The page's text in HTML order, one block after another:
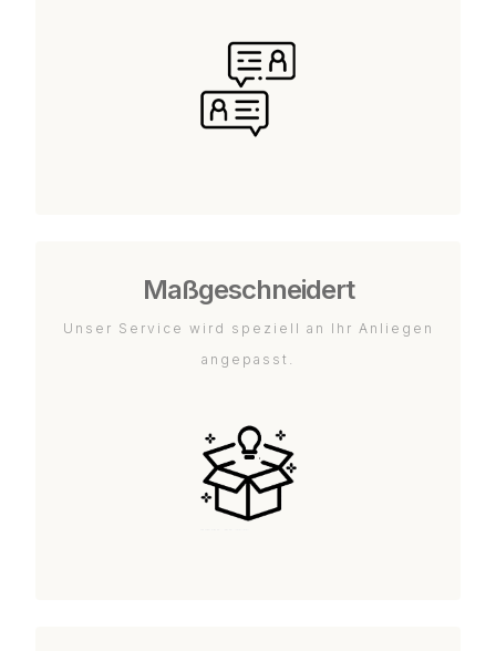
Maßgeschneidert
Unser Service wird speziell an Ihr Anliegen
angepasst.